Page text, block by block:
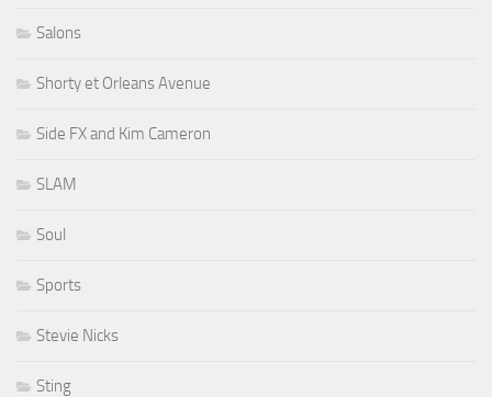
Salons
Shorty et Orleans Avenue
Side FX and Kim Cameron
SLAM
Soul
Sports
Stevie Nicks
Sting